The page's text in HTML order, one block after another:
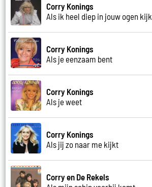
Corry Konings
Als ik heel diep in jouw ogen kijk
Corry Konings
Als je eenzaam bent
Corry Konings
Als je weet
Corry Konings
Als jij zo naar me kijkt
Corry en De Rekels